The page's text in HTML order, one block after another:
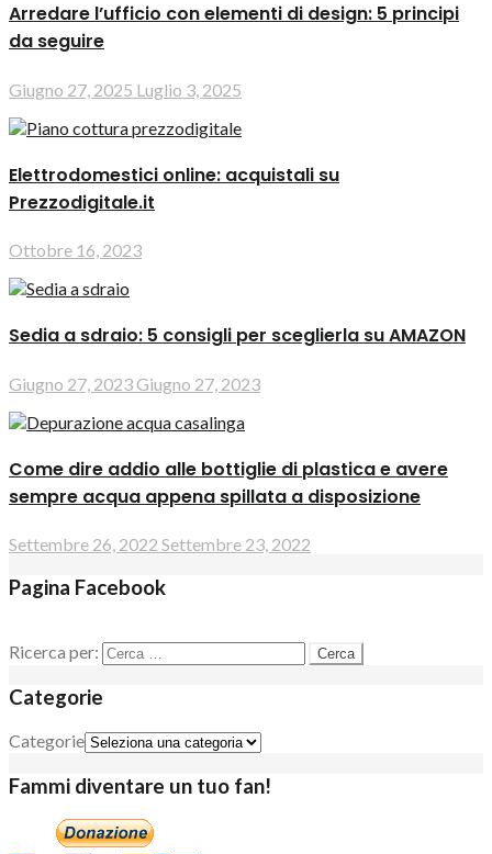
Arredare l’ufficio con elementi di design: 5 principi
da seguire
Giugno 27, 2025 Luglio 3, 2025
Elettrodomestici online: acquistali su
Prezzodigitale.it
Ottobre 16, 2023
Sedia a sdraio: 5 consigli per sceglierla su AMAZON
Giugno 27, 2023Giugno 27, 2023
Come dire addio alle bottiglie di plastica e avere
sempre acqua appena spillata a disposizione
Settembre 26, 2022 Settembre 23, 2022
Pagina Facebook
Ricerca per:
Categorie
Categorie
Fammi diventare un tuo fan!